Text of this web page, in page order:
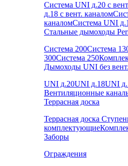
Система UNI д.20 с
д.18 с вент. каналом
каналомСистема UNI
Стальные дымоходы
Система 200Система
300Система 250
Дымоходы UNI без
UNI д.20UNI д.18UNI
Вентиляционные
Террасная доска
Террасная доска
комплектующие
Заборы
Ограждения